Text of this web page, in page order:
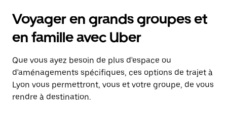
Voyager en grands groupes et
en famille avec Uber
Que vous ayez besoin de plus d'espace ou
d'aménagements spécifiques, ces options de trajet à
Lyon vous permettront, vous et votre groupe, de vous
rendre à destination.